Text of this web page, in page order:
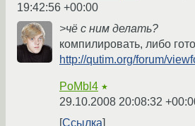
19:42:56 +00:00
>чё с ним делать?
компилировать, либо
http://qutim.org/forum/
PoMbl4 ★
29.10.2008 20:08:32
Ссылка